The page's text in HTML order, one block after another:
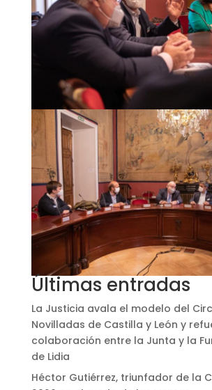
Últimas entradas
La Justicia avala el modelo del
Novilladas de Castilla y León y
colaboración entre la Junta y la
de Lidia
Héctor Gutiérrez, triunfador de la